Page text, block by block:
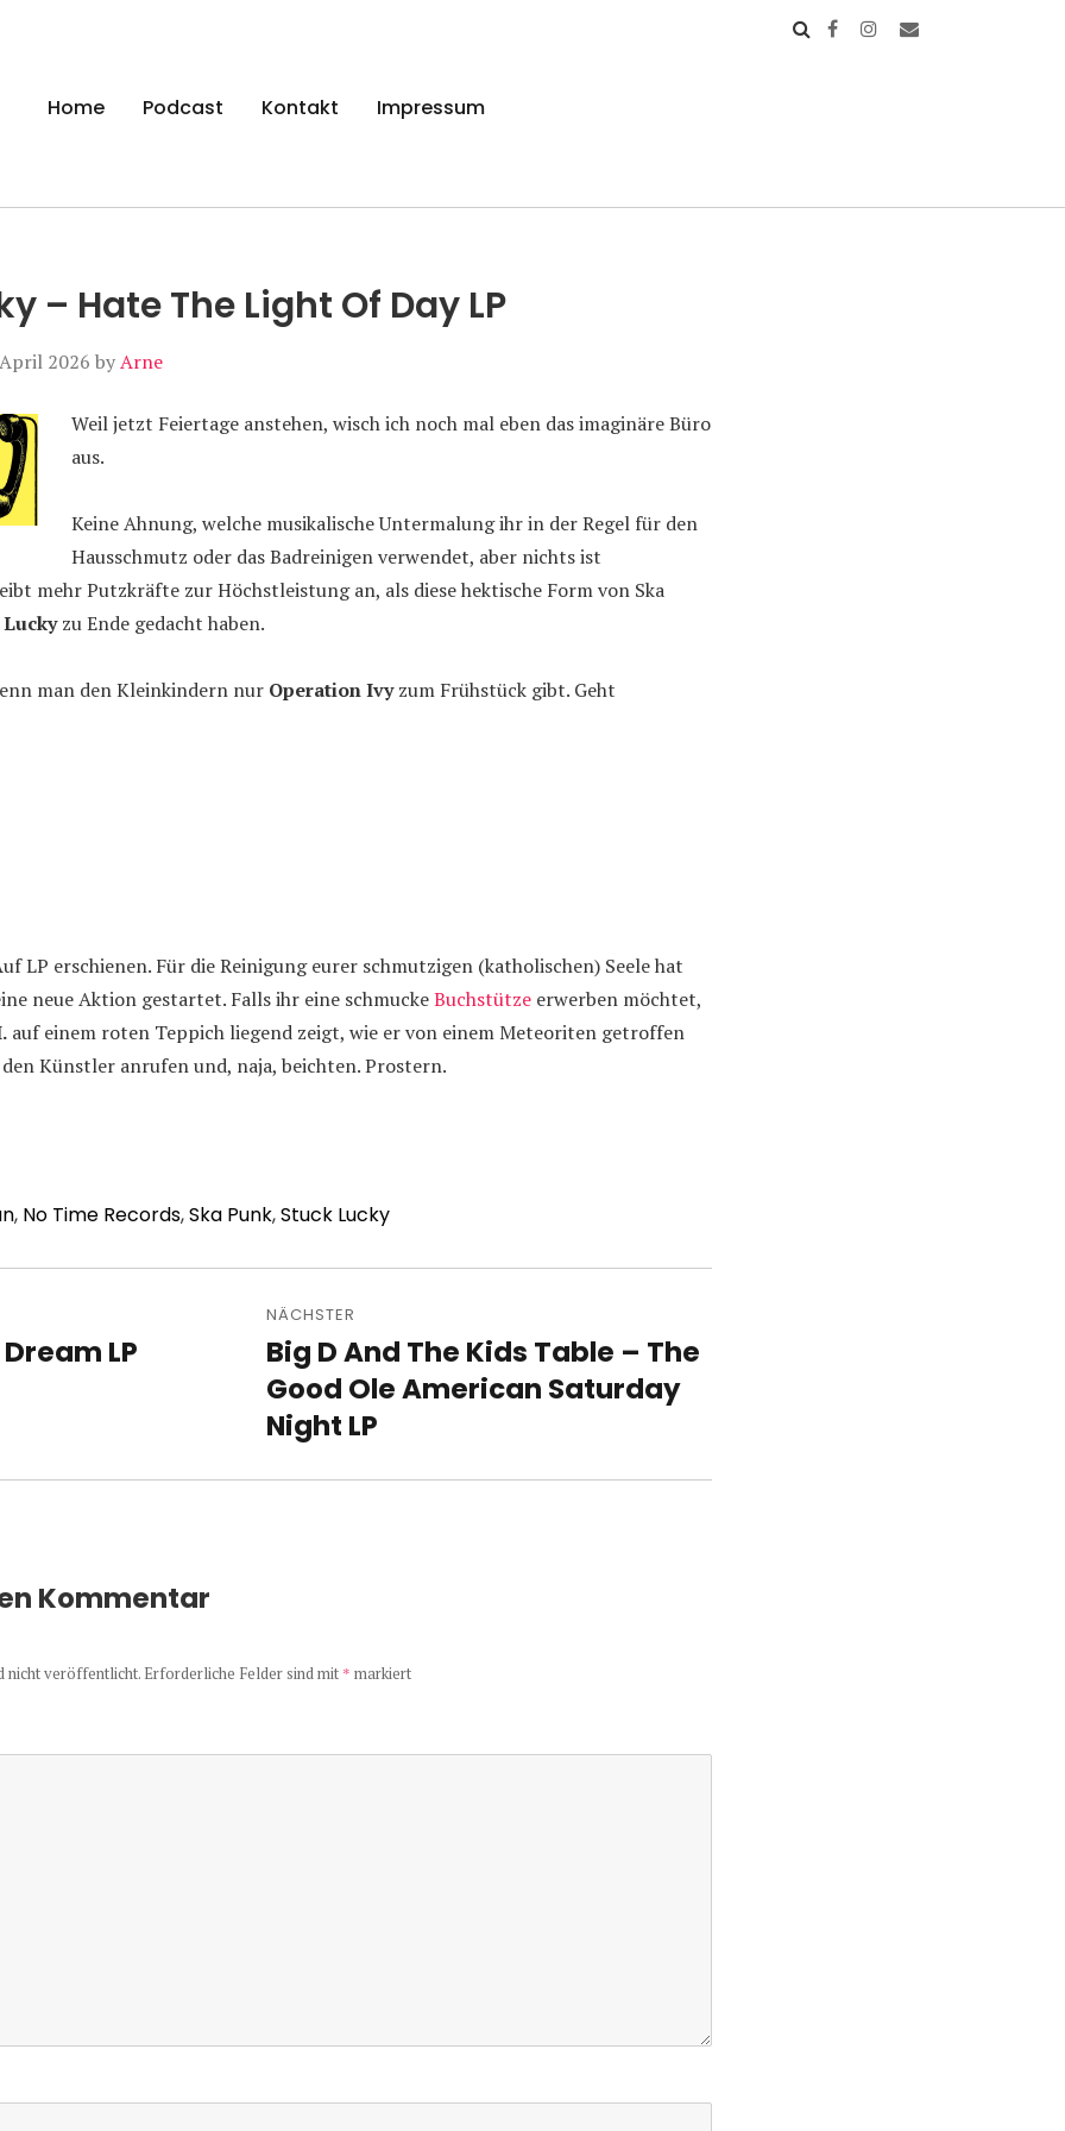
Home Podcast Kontakt Impressum
– Hate The Light Of Day LP
2026 byArne
Weil jetzt Feiertage anstehen, wisch ich noch mal eben das imaginäre Büro
aus.
Keine Ahnung, welche musikalische Untermalung ihr in der Regel für den
Hausschmutz oder das Badreinigen verwendet, aber nichts ist
mehr Putzkräfte zur Höchstleistung an, als diese hektische Form von Ska
zu Ende gedacht haben.
man den Kleinkindern nur Operation Ivyzum Frühstück gibt. Geht
LP erschienen. Für die Reinigung eurer schmutzigen (katholischen) Seele hat
neue Aktion gestartet. Falls ihr eine schmuckeBuchstütze erwerben möchtet,
auf einem roten Teppich liegend zeigt, wie er von einem Meteoriten getroffen
Künstler anrufen und, naja, beichten. Prostern.
, No Time Records,Ska Punk,Stuck Lucky
LP
NÄCHSTER
Nächster
Beitrag:
Big D And The Kids Table – The
Good Ole American Saturday
Night LP
Kommentar
nicht veröffentlicht. Erforderliche Felder sind mit * markiert